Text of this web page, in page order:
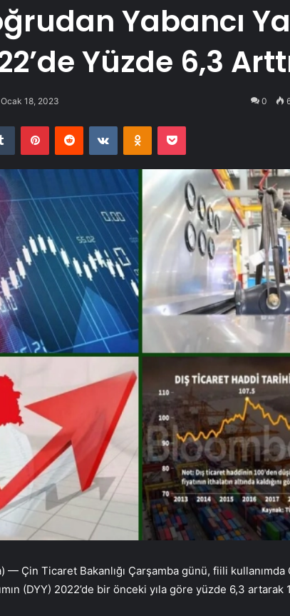
Yabancı
Yüzde 6,3
Ocak 18, 2023 0
Tumblr PinterestReddit VKontakteOdnoklassniki
Pocket
— Çin Ticaret Bakanlığı Çarşamba günü, fiili kullanımda
(DYY) 2022’de bir önceki yıla göre yüzde 6,3 artarak